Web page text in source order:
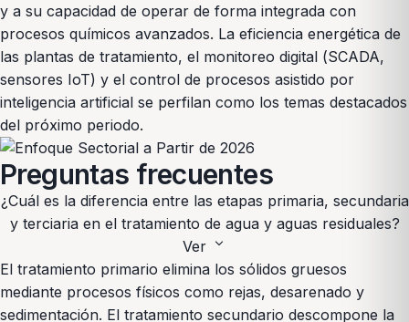
y a su capacidad de operar de forma integrada con
procesos químicos avanzados. La eficiencia energética de
las plantas de tratamiento, el monitoreo digital (SCADA,
sensores IoT) y el control de procesos asistido por
inteligencia artificial se perfilan como los temas destacados
del próximo periodo.
Preguntas frecuentes
¿Cuál es la diferencia entre las etapas primaria, secundaria
y terciaria en el tratamiento de agua y aguas residuales?
Ver expand_more
El tratamiento primario elimina los sólidos gruesos
mediante procesos físicos como rejas, desarenado y
sedimentación. El tratamiento secundario descompone la